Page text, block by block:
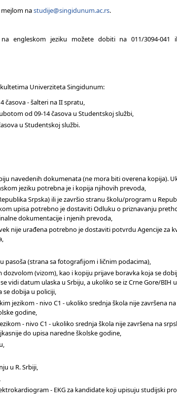
nastudije@singidunum.ac.rs.
engleskom jeziku možete dobiti na 011/3094-041
Univerziteta Singidunum:
časova - šalteri na II spratu,
od 09-14 časova u Studentskoj službi,
u Studentskoj službi.
navedenih dokumenata (ne mora biti overena kopija).
jeziku potrebna je i kopija njihovih prevoda,
Srpska) ili je završio stranu školu/program u
upisa potrebno je dostaviti Odluku o priznavanju
dokumentacije i njenih prevoda,
nije urađena potrebno je dostaviti potvrdu Agencije za
pasoša (strana sa fotografijom i ličnim podacima),
(vizom), kao i kopiju prijave boravka koja se
vidi datum ulaska u Srbiju, a ukoliko se iz Crne Gore/BIH
se dobija u policiji,
jezikom - nivo C1 - ukoliko srednja škola nije završena na
godine,
- nivo C1 - ukoliko srednja škola nije završena na
do upisa naredne školske godine,
u R. Srbiji,
- EKG za kandidate koji upisuju studijski